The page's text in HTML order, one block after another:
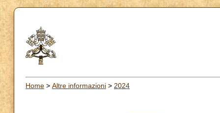
Home > Altre informazioni > 2024